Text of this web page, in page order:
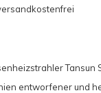
Tansun
entworfener und